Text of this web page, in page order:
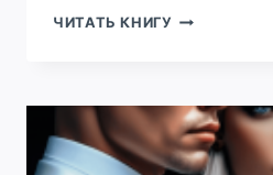
ЧИТАТЬ КНИГУ ТАЙНАЯ
ВО
ВЛАСТИ
ДОЛГА